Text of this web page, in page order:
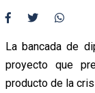
La bancada de
proyecto que
producto de la